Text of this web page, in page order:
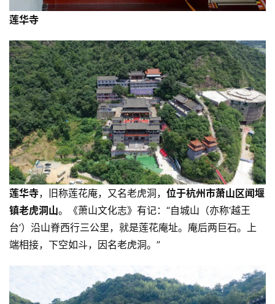
莲华寺
莲华寺，旧称莲花庵，又名老虎洞， 位于杭州市萧山区闻堰
镇老虎洞山。《萧山文化志》有记：“自城山（亦称‘越王
台’）沿山脊西行三公里，就是莲花庵址。庵后两巨石。上
端相接，下空如斗，因名老虎洞。”